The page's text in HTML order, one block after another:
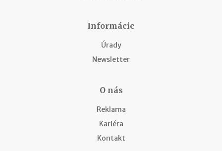
Informácie
Úrady
Newsletter
O nás
Reklama
Kariéra
Kontakt